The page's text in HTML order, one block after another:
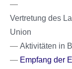
Vertretung des
Union
Aktivitäten in
Empfang der